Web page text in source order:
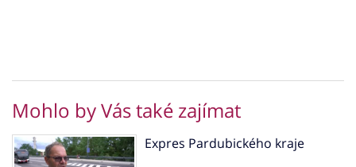
Mohlo by Vás také zajímat
Expres Pardubického kraje